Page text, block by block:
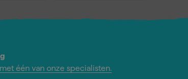
één van onze specialisten.